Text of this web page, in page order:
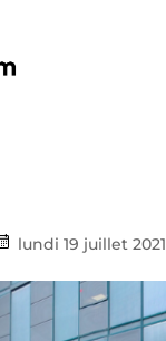
lundi 19 juillet 2021